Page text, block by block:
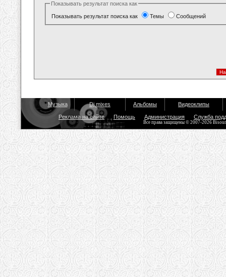
Показывать результат поиска как
Показывать результат поиска как Темы Сообщений
Музыка Dj mixes Альбомы Видеоклипы
Реклама на сайте Помощь Администрация Служба
Все права защищены © 2007-2026